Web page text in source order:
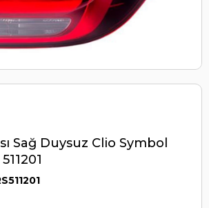
Sağ Duysuz Clio Symbol